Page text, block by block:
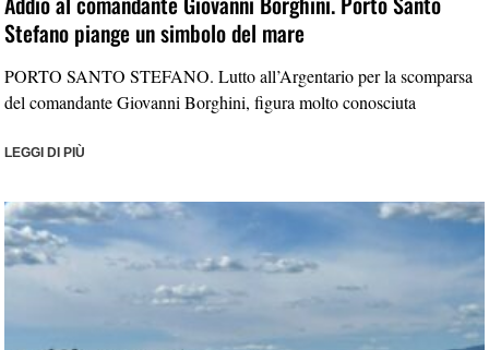
Stefano piange un simbolo del mare
PORTO SANTO STEFANO. Lutto all’Argentario per la scomparsa
del comandante Giovanni Borghini, figura molto conosciuta
LEGGI DI PIÙ